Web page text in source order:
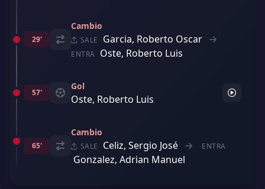
29'
Cambio
SALE Garcia, Roberto Oscar
ENTRA Oste, Roberto Luis
57'
Gol
Oste, Roberto Luis
65'
Cambio
SALE Celiz, Sergio José ENTRA
Gonzalez, Adrian Manuel